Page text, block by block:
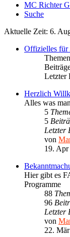
MC Richter
Suche
Aktuelle Zeit: 6.
Offizielles für
Themen
Letzter
Herzlich
Alles was
5
5
Letzter
von
19.
Hier gibt es
Programme
88
96
Letzter
von
22.